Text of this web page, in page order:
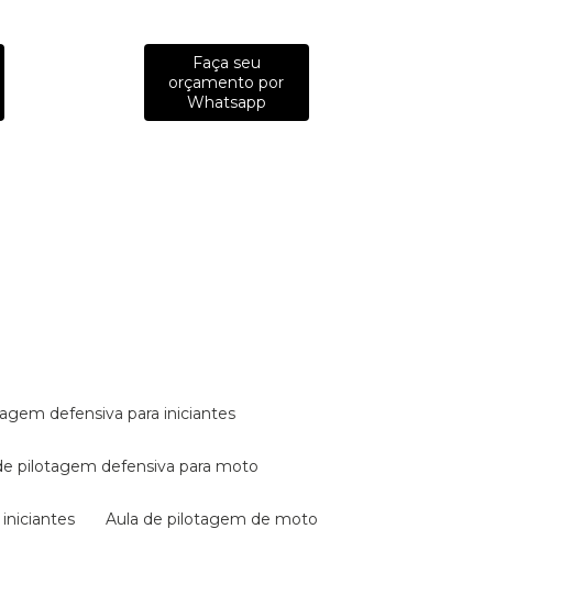
Faça seu
orçamento por
Whatsapp
defensiva para iniciantes
de pilotagem defensiva para moto
aula de pilotagem de moto